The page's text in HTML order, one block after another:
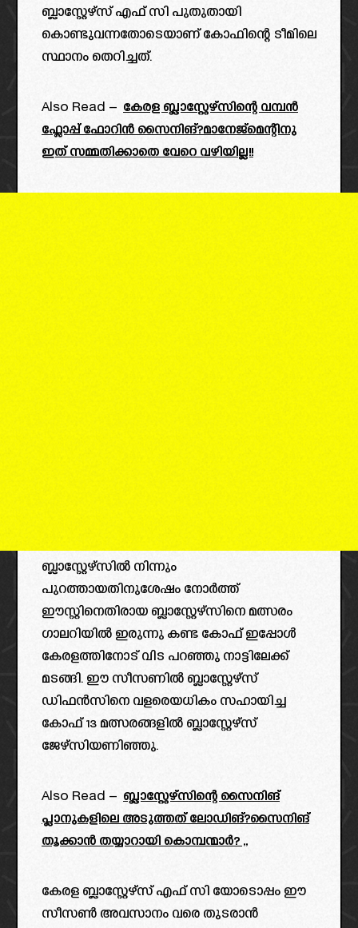
ബ്ലാസ്റ്റേഴ്സ് എഫ് സി പുതുതായി
കൊണ്ടുവന്നതോടെയാണ് കോഫിന്റെ ടീമിലെ
സ്ഥാനം തെറിച്ചത്.
Also Read – കേരള ബ്ലാസ്റ്റേഴ്സിന്റെ വമ്പൻ
ഫ്ലോപ്പ് ഫോറിൻ സൈനിങ്?മാനേജ്മെന്റിനു
ഇത് സമ്മതിക്കാതെ വേറെ വഴിയില്ല!!
ബ്ലാസ്റ്റേഴ്സിൽ നിന്നും
പുറത്തായതിനുശേഷം നോർത്ത്
ഈസ്റ്റിനെതിരായ ബ്ലാസ്റ്റേഴ്സിനെ മത്സരം
ഗാലറിയിൽ ഇരുന്നു കണ്ട കോഫ് ഇപ്പോൾ
കേരളത്തിനോട് വിട പറഞ്ഞു നാട്ടിലേക്ക്
മടങ്ങി. ഈ സീസണിൽ ബ്ലാസ്റ്റേഴ്സ്
ഡിഫൻസിനെ വളരെയധികം സഹായിച്ച
കോഫ് 13 മത്സരങ്ങളിൽ ബ്ലാസ്റ്റേഴ്‌സ്
ജേഴ്‌സിയണിഞ്ഞു.
Also Read – ബ്ലാസ്റ്റേഴ്സിന്റെ സൈനിങ്
പ്ലാനുകളിലെ അടുത്തത് ലോഡിങ്?സൈനിങ്
തൂക്കാൻ തയ്യാറായി കൊമ്പന്മാർ? ,,
കേരള ബ്ലാസ്റ്റേഴ്സ് എഫ് സി യോടൊപ്പം ഈ
സീസൺ അവസാനം വരെ തുടരാൻ